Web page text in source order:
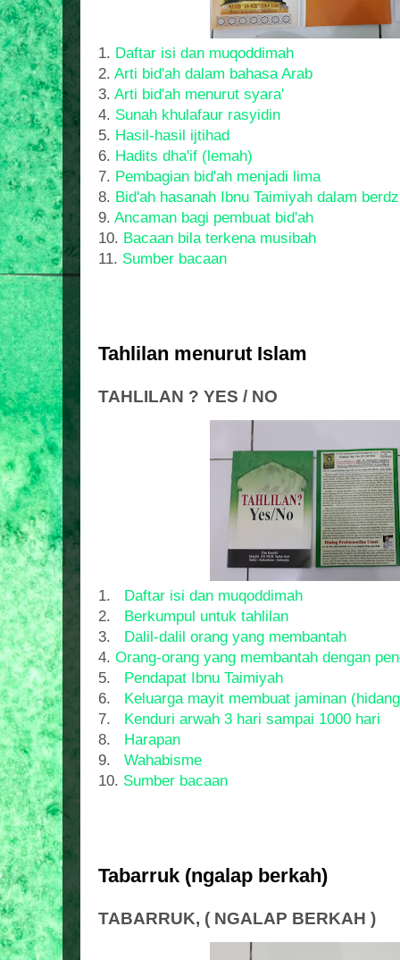
1. Daftar isi dan muqoddimah
2. Arti bid'ah dalam bahasa Arab
3. Arti bid'ah menurut syara'
4. Sunah khulafaur rasyidin
5. Hasil-hasil ijtihad
6. Hadits dha'if (lemah)
7. Pembagian bid'ah menjadi lima
8. Bid'ah hasanah Ibnu Taimiyah dalam
9. Ancaman bagi pembuat bid'ah
10. Bacaan bila terkena musibah
11. Sumber bacaan
Tahlilan menurut Islam
TAHLILAN ? YES / NO
1. Daftar isi dan muqoddimah
2. Berkumpul untuk tahlilan
3. Dalil-dalil orang yang membantah
4. Orang-orang yang membantah dengan
5.
Pendapat Ibnu Taimiyah
6.
Keluarga mayit membuat jaminan
7.
Kenduri arwah 3 hari sampai 1000 hari
8. Harapan
9. Wahabisme
10. Sumber bacaan
Tabarruk (ngalap berkah)
TABARRUK, ( NGALAP BERKAH )